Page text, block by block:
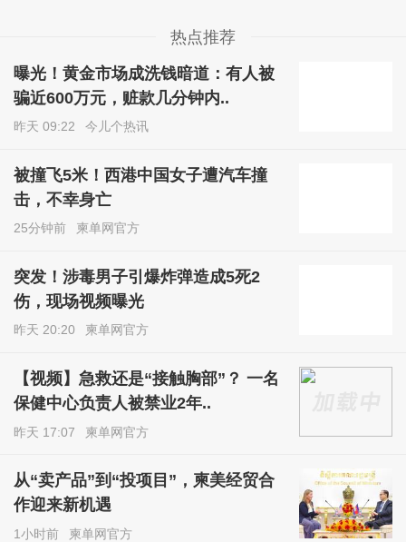
热点推荐
曝光！黄金市场成洗钱暗道：有人被
骗近600万元，赃款几分钟内..
昨天 09:22 今儿个热讯
被撞飞5米！西港中国女子遭汽车撞
击，不幸身亡
25分钟前 柬单网官方
突发！涉毒男子引爆炸弹造成5死2
伤，现场视频曝光
昨天 20:20 柬单网官方
【视频】急救还是“接触胸部”？ 一名
保健中心负责人被禁业2年..
昨天 17:07 柬单网官方
从“卖产品”到“投项目”，柬美经贸合
作迎来新机遇
1小时前 柬单网官方